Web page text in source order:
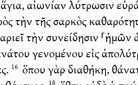
αἰωνίαν λύτρωσιν
τὴν τῆς σαρκὸς
τὴν συνείδησιν
γενομένου εἰς
16 ὅπου γὰρ διαθήκη,
18